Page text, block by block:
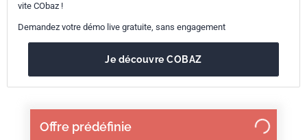
Offre prédéfinie
vite CObaz !
Demandez votre démo live gratuite, sans engagement
Je découvre COBAZ